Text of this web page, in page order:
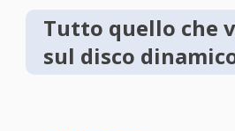
Tutto quello che
sul disco